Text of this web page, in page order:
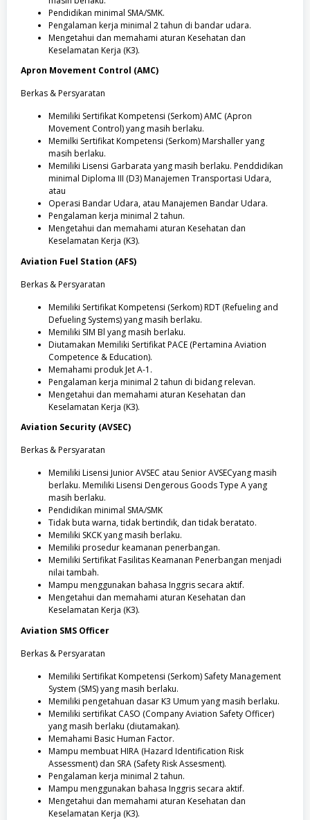
Pendidikan minimal SMA/SMK.
Pengalaman kerja minimal 2 tahun di bandar udara.
Mengetahui dan memahami aturan Kesehatan dan
Keselamatan Kerja (K3).
Apron Movement Control (AMC)
Berkas & Persyaratan
Memiliki Sertifikat Kompetensi (Serkom) AMC (Apron
Movement Control) yang masih berlaku.
Memilki Sertifikat Kompetensi (Serkom) Marshaller yang
masih berlaku.
Memiliki Lisensi Garbarata yang masih berlaku. Penddidikan
minimal Diploma III (D3) Manajemen Transportasi Udara,
atau
Operasi Bandar Udara, atau Manajemen Bandar Udara.
Pengalaman kerja minimal 2 tahun.
Mengetahui dan memahami aturan Kesehatan dan
Keselamatan Kerja (K3).
Aviation Fuel Station (AFS)
Berkas & Persyaratan
Memiliki Sertifikat Kompetensi (Serkom) RDT (Refueling and
Defueling Systems) yang masih berlaku.
Memiliki SIM Bl yang masih berlaku.
Diutamakan Memiliki Sertifikat PACE (Pertamina Aviation
Competence & Education).
Memahami produk Jet A-1.
Pengalaman kerja minimal 2 tahun di bidang relevan.
Mengetahui dan memahami aturan Kesehatan dan
Keselamatan Kerja (K3).
Aviation Security (AVSEC)
Berkas & Persyaratan
Memiliki Lisensi Junior AVSEC atau Senior AVSECyang masih
berlaku. Memiliki Lisensi Dengerous Goods Type A yang
masih berlaku.
Pendidikan minimal SMA/SMK
Tidak buta warna, tidak bertindik, dan tidak beratato.
Memiliki SKCK yang masih berlaku.
Memiliki prosedur keamanan penerbangan.
Memiliki Sertifikat Fasilitas Keamanan Penerbangan menjadi
nilai tambah.
Mampu menggunakan bahasa Inggris secara aktif.
Mengetahui dan memahami aturan Kesehatan dan
Keselamatan Kerja (K3).
Aviation SMS Officer
Berkas & Persyaratan
Memiliki Sertifikat Kompetensi (Serkom) Safety Management
System (SMS) yang masih berlaku.
Memiliki pengetahuan dasar K3 Umum yang masih berlaku.
Memiliki sertifikat CASO (Company Aviation Safety Officer)
yang masih berlaku (diutamakan).
Memahami Basic Human Factor.
Mampu membuat HIRA (Hazard Identification Risk
Assessment) dan SRA (Safety Risk Assesment).
Pengalaman kerja minimal 2 tahun.
Mampu menggunakan bahasa Inggris secara aktif.
Mengetahui dan memahami aturan Kesehatan dan
Keselamatan Kerja (K3).